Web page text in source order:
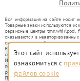
Вся информация на сайте носит
Товарные знаки используются
сервисные центры tmn.whirlpool-
оказываются в
связаны с правообладателями
Ремонт осуществляется для
со статьей 1487 ГК РФ.
Использование товарных знаков
потребителей в заблуждение, а
ремонту техники указанных
Представленная на сайте
Этот сайт
ознакомиться с
файлов cookie